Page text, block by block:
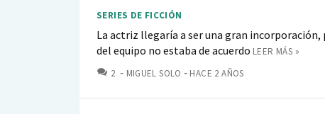
SERIES DE FICCIÓN
La actriz llegaría a ser una gran incorporación,
del equipo no estaba de acuerdo LEER MÁS »
2 COMENTARIOS
MIGUEL SOLO HACE 2 AÑOS